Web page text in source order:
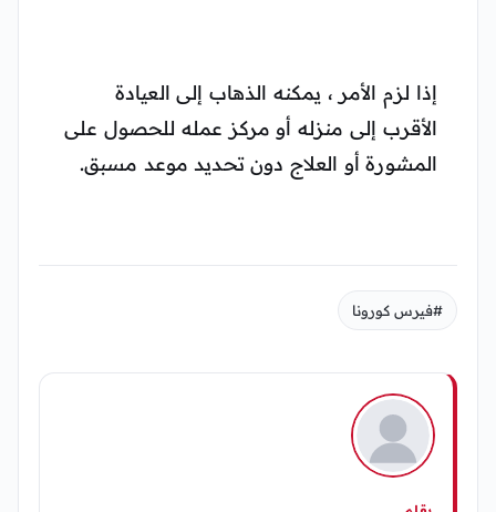
إذا لزم الأمر ، يمكنه الذهاب إلى العيادة
الأقرب إلى منزله أو مركز عمله للحصول على
المشورة أو العلاج دون تحديد موعد مسبق.
#فيرس كورونا